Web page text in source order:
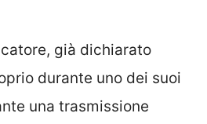
già dichiarato
durante uno dei suoi
una trasmissione